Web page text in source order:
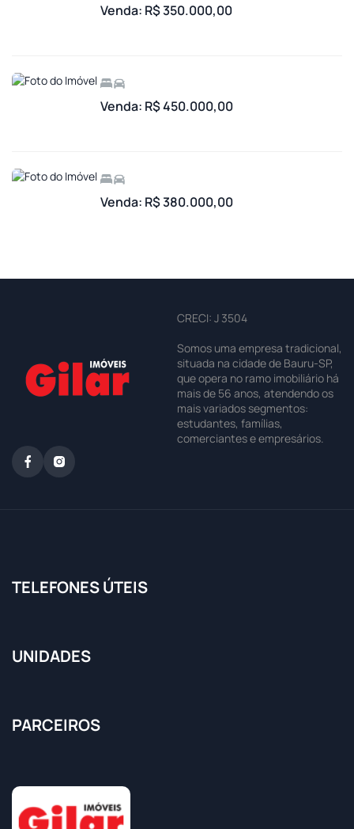
Venda: R$ 350.000,00
Venda: R$ 450.000,00
Venda: R$ 380.000,00
CRECI: J 3504
Somos uma empresa tradicional,
situada na cidade de Bauru-SP,
que opera no ramo imobiliário há
mais de 56 anos, atendendo os
mais variados segmentos:
estudantes, famílias,
comerciantes e empresários.
TELEFONES ÚTEIS
UNIDADES
PARCEIROS